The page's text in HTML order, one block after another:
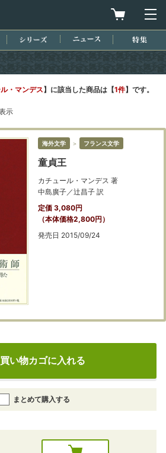
買物カゴを
近刊情報 シリーズ ニュース
・マンデス】に該当した商品は【1件】です。
示
海外文学 ＞ フランス文学
童貞王
カチュール・マンデス 著
中島廣子／辻昌子 訳
定価 3,080円
（本体価格2,800円）
発売日 2015/09/24
買い物カゴに入れる
まとめて購入する